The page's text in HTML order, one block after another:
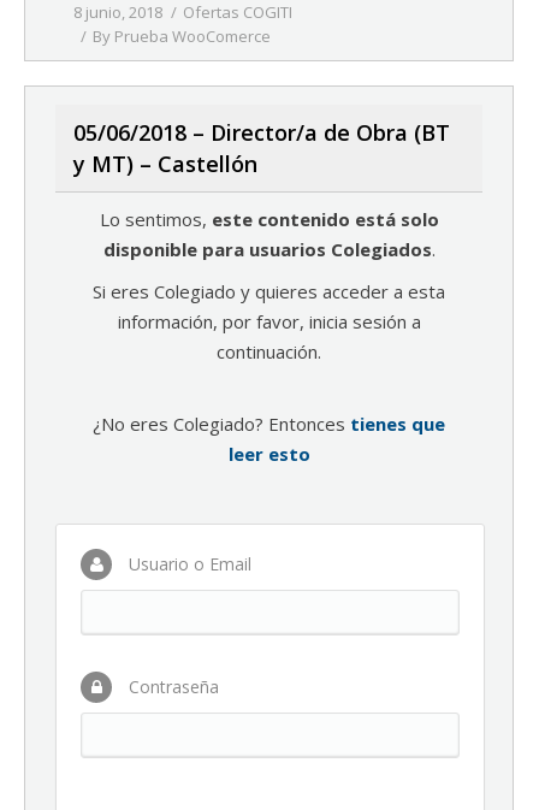
8 junio, 2018
Ofertas COGITI
By Prueba WooComerce
05/06/2018 – Director/a de Obra (BT
y MT) – Castellón
Lo sentimos, este contenido está solo
disponible para usuarios Colegiados.
Si eres Colegiado y quieres acceder a esta
información, por favor, inicia sesión a
continuación.
¿No eres Colegiado? Entonces tienes que
leer esto
Usuario o Email
Contraseña